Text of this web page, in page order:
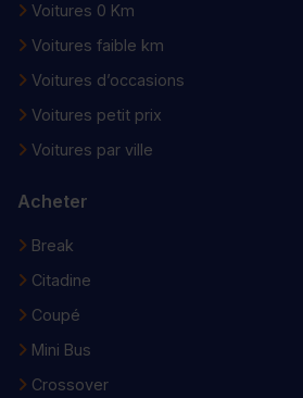
Voitures 0 Km
Voitures faible km
Voitures d’occasions
Voitures petit prix
Voitures par ville
Acheter
Break
Citadine
Coupé
Mini Bus
Crossover